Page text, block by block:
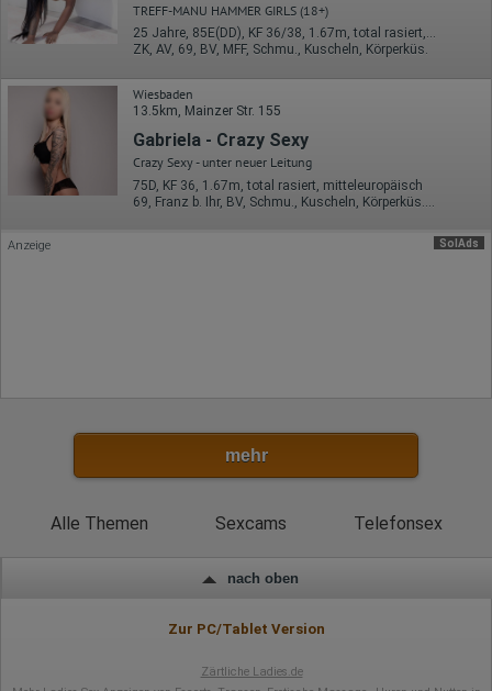
TREFF-MANU HAMMER GIRLS (18+)
25 Jahre, 85E(DD), KF 36/38, 1.67m, total rasiert, Latina
ZK, AV, 69, BV, MFF, Schmu., Kuscheln, Körperküs.
Wiesbaden
13.5km, Mainzer Str. 155
Gabriela - Crazy Sexy
Crazy Sexy - unter neuer Leitung
75D, KF 36, 1.67m, total rasiert, mitteleuropäisch
SolAds
Anzeige
mehr
Alle Themen Sexcams Telefonsex
nach oben
Zur PC/Tablet Version
Zärtliche Ladies.de